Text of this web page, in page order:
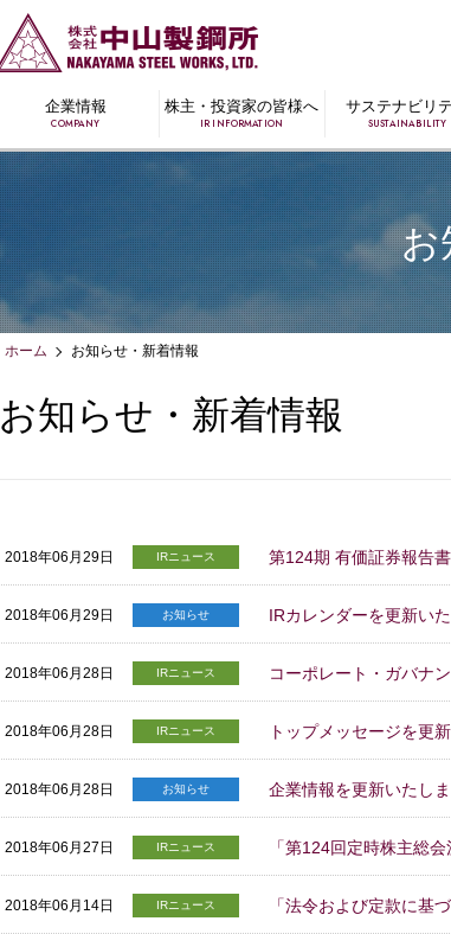
企業情報
COMPANY
株主・投資家の皆様へ
IR INFORMATION
サステナビリ
SUSTAINABILITY
お
ホーム お知らせ・新着情報
お知らせ・新着情報
2018年06月29日 IRニュース 第124期 有価証券報告
2018年06月29日 お知らせ IRカレンダーを更新いた
2018年06月28日 IRニュース コーポレート・ガバナ
2018年06月28日 IRニュース トップメッセージを更
2018年06月28日 お知らせ 企業情報を更新いたしま
2018年06月27日 IRニュース 「第124回定時株主総
2018年06月14日 IRニュース 「法令および定款に基